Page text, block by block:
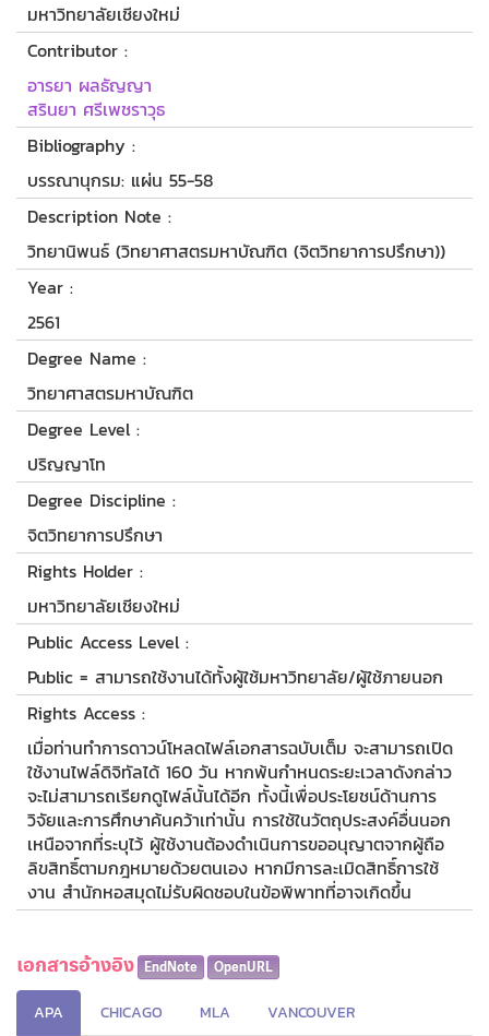
มหาวิทยาลัยเชียงใหม่
Contributor :
อารยา ผลธัญญา
สรินยา ศรีเพชราวุธ
Bibliography :
บรรณานุกรม: แผ่น 55-58
Description Note :
วิทยานิพนธ์ (วิทยาศาสตรมหาบัณฑิต (จิตวิทยาการปรึกษา))
Year :
2561
Degree Name :
วิทยาศาสตรมหาบัณฑิต
Degree Level :
ปริญญาโท
Degree Discipline :
จิตวิทยาการปรึกษา
Rights Holder :
มหาวิทยาลัยเชียงใหม่
Public Access Level :
Public = สามารถใช้งานได้ทั้งผู้ใช้มหาวิทยาลัย/ผู้ใช้ภายนอก
Rights Access :
เมื่อท่านทำการดาวน์โหลดไฟล์เอกสารฉบับเต็ม จะสามารถเปิด
ใช้งานไฟล์ดิจิทัลได้ 160 วัน หากพ้นกำหนดระยะเวลาดังกล่าว
จะไม่สามารถเรียกดูไฟล์นั้นได้อีก ทั้งนี้เพื่อประโยชน์ด้านการ
วิจัยและการศึกษาค้นคว้าเท่านั้น การใช้ในวัตถุประสงค์อื่นนอก
เหนือจากที่ระบุไว้ ผู้ใช้งานต้องดำเนินการขออนุญาตจากผู้ถือ
ลิขสิทธิ์ตามกฎหมายด้วยตนเอง หากมีการละเมิดสิทธิ์การใช้
งาน สำนักหอสมุดไม่รับผิดชอบในข้อพิพาทที่อาจเกิดขึ้น
เอกสารอ้างอิง EndNote OpenURL
APA CHICAGO MLA VANCOUVER